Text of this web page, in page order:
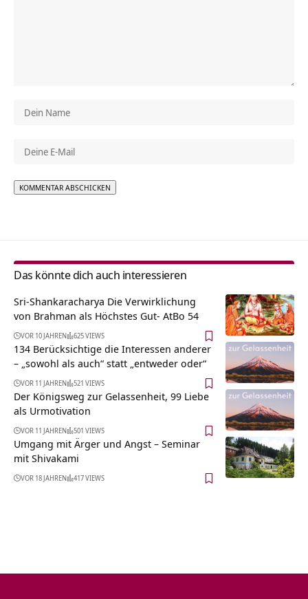
Das könnte dich auch interessieren
Sri-Shankaracharya Die Verwirklichung
von Brahman als Höchstes Gut- AtBo 54
VOR 10 JAHREN 625 VIEWS
134 Berücksichtige die Interessen anderer
– „sowohl als auch“ statt „entweder oder“
VOR 11 JAHREN 521 VIEWS
Der Königsweg zur Gelassenheit, 99 Liebe
als Urmotivation
VOR 11 JAHREN 501 VIEWS
Umgang mit Ärger und Angst – Seminar
mit Shivakami
VOR 18 JAHREN 417 VIEWS